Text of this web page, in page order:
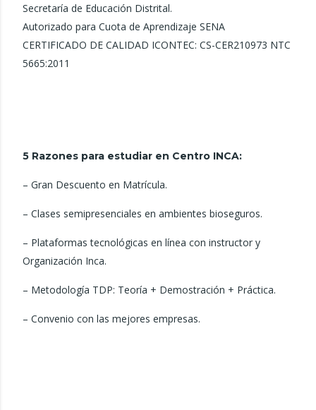
Secretaría de Educación Distrital.
Autorizado para Cuota de Aprendizaje SENA
CERTIFICADO DE CALIDAD ICONTEC: CS-CER210973 NTC
5665:2011
5 Razones para estudiar en Centro INCA:
– Gran Descuento en Matrícula.
– Clases semipresenciales en ambientes bioseguros.
– Plataformas tecnológicas en línea con instructor y
Organización Inca.
– Metodología TDP: Teoría + Demostración + Práctica.
– Convenio con las mejores empresas.